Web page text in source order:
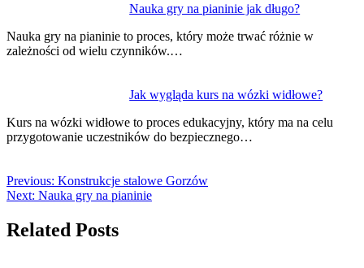
Nauka gry na pianinie jak długo?
Nauka gry na pianinie to proces, który może trwać różnie w
zależności od wielu czynników.…
Jak wygląda kurs na wózki widłowe?
Kurs na wózki widłowe to proces edukacyjny, który ma na celu
przygotowanie uczestników do bezpiecznego…
Previous: Konstrukcje stalowe Gorzów
Next: Nauka gry na pianinie
Related Posts